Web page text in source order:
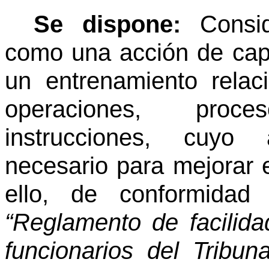
Se dispone:
como una acción de
un entrenamiento
operaciones,
instrucciones, cuyo
necesario para mejorar
ello, de
“Reglamento de
funcionarios del